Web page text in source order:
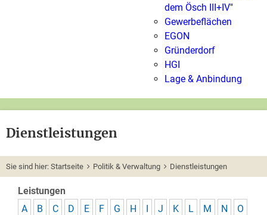
dem Ösch III+IV"
Gewerbeflächen
EGON
Gründerdorf
HGI
Lage & Anbindung
Dienstleistungen
Sie sind hier: Startseite Politik & Verwaltung Dienstleistungen
Leistungen
A
B C D E F G H I J K L M N
O